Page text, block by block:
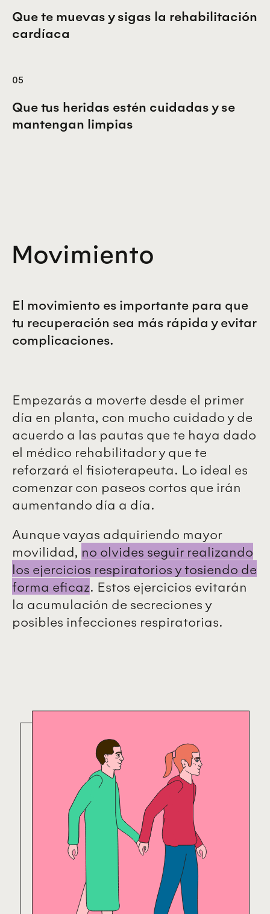
Que te muevas y sigas la rehabilitación
cardíaca
05
Que tus heridas estén cuidadas y se
mantengan limpias
Movimiento
El movimiento es importante para que
tu recuperación sea más rápida y evitar
complicaciones.
Empezarás a moverte desde el primer
día en planta, con mucho cuidado y de
acuerdo a las pautas que te haya dado
el médico rehabilitador y que te
reforzará el fisioterapeuta. Lo ideal es
comenzar con paseos cortos que irán
aumentando día a día.
Aunque vayas adquiriendo mayor
movilidad, no olvides seguir realizando
los ejercicios respiratorios y tosiendo de
forma eficaz. Estos ejercicios evitarán
la acumulación de secreciones y
posibles infecciones respiratorias.